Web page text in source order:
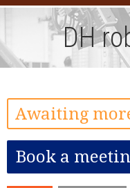
DH
Awaiting
Book a